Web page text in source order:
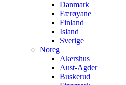
Danmark
Færøyane
Finland
Island
Sverige
Noreg
Akershus
Aust-Agder
Buskerud